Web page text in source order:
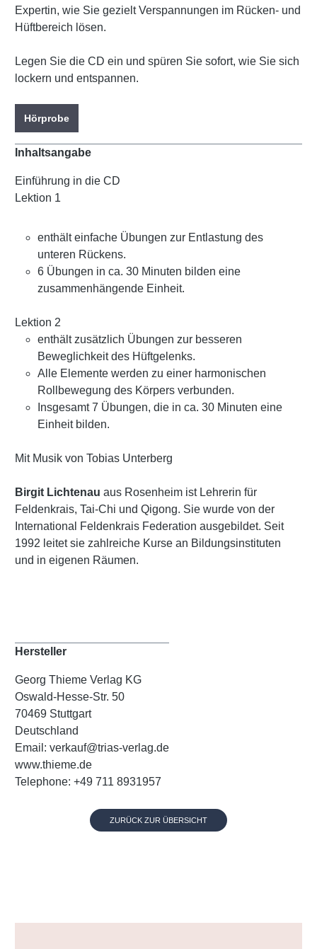
Expertin, wie Sie gezielt Verspannungen im Rücken- und
Hüftbereich lösen.
Legen Sie die CD ein und spüren Sie sofort, wie Sie sich
lockern und entspannen.
Hörprobe
Inhaltsangabe
Einführung in die CD
Lektion 1
enthält einfache Übungen zur Entlastung des
unteren Rückens.
6 Übungen in ca. 30 Minuten bilden eine
zusammenhängende Einheit.
Lektion 2
enthält zusätzlich Übungen zur besseren
Beweglichkeit des Hüftgelenks.
Alle Elemente werden zu einer harmonischen
Rollbewegung des Körpers verbunden.
Insgesamt 7 Übungen, die in ca. 30 Minuten eine
Einheit bilden.
Mit Musik von Tobias Unterberg
Birgit Lichtenau aus Rosenheim ist Lehrerin für
Feldenkrais, Tai-Chi und Qigong. Sie wurde von der
International Feldenkrais Federation ausgebildet. Seit
1992 leitet sie zahlreiche Kurse an Bildungsinstituten
und in eigenen Räumen.
Hersteller
Georg Thieme Verlag KG
Oswald-Hesse-Str. 50
70469 Stuttgart
Deutschland
Email: verkauf@trias-verlag.de
www.thieme.de
Telephone: +49 711 8931957
ZURÜCK ZUR ÜBERSICHT